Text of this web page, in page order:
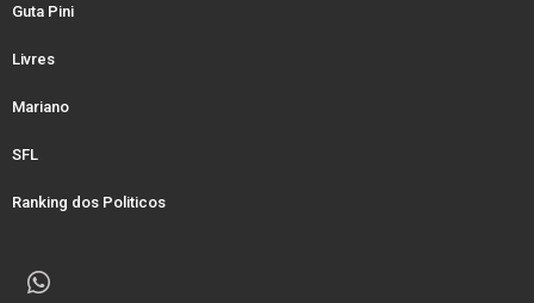
Guta Pini
Livres
Mariano
SFL
Ranking dos Politicos